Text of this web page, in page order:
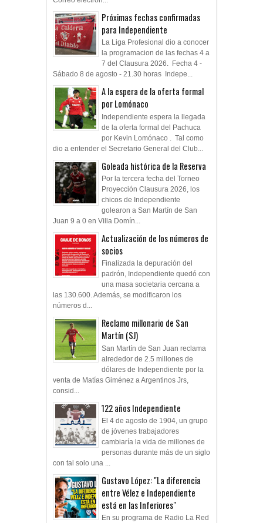
Próximas fechas confirmadas
para Independiente
La Liga Profesional dio a conocer
la programacion de las fechas 4 a
7 del Clausura 2026. Fecha 4 -
Sábado 8 de agosto - 21.30 horas Indepe...
A la espera de la oferta formal
por Lomónaco
Independiente espera la llegada
de la oferta formal del Pachuca
por Kevin Lomónaco . Tal como
dio a entender el Secretario General del Club...
Goleada histórica de la Reserva
Por la tercera fecha del Torneo
Proyección Clausura 2026, los
chicos de Independiente
golearon a San Martín de San
Juan 9 a 0 en Villa Domín...
Actualización de los números de
socios
Finalizada la depuración del
padrón, Independiente quedó con
una masa societaria cercana a
las 130.600. Además, se modificaron los
números d...
Reclamo millonario de San
Martín (SJ)
San Martín de San Juan reclama
alrededor de 2.5 millones de
dólares de Independiente por la
venta de Matías Giménez a Argentinos Jrs,
consid...
122 años Independiente
El 4 de agosto de 1904, un grupo
de jóvenes trabajadores
cambiaría la vida de millones de
personas durante más de un siglo
con tal solo una ...
Gustavo López: "La diferencia
entre Vélez e Independiente
está en las Inferiores"
En su programa de Radio La Red